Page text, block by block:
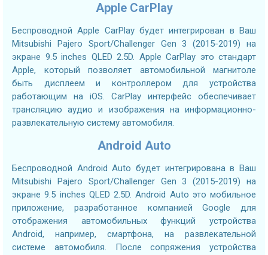
Apple CarPlay
Беспроводной Apple CarPlay будет интегрирован в Ваш
Mitsubishi Pajero Sport/Challenger Gen 3 (2015-2019) на
экране 9.5 inches QLED 2.5D. Apple CarPlay это стандарт
Apple, который позволяет автомобильной магнитоле
быть дисплеем и контроллером для устройства
работающим на iOS. CarPlay интерфейс обеспечивает
трансляцию аудио и изображения на информационно-
развлекательную систему автомобиля.
Android Auto
Беспроводной Android Auto будет интегрирована в Ваш
Mitsubishi Pajero Sport/Challenger Gen 3 (2015-2019) на
экране 9.5 inches QLED 2.5D. Android Auto это мобильное
приложение, разработанное компанией Google для
отображения автомобильных функций устройства
Android, например, смартфона, на развлекательной
системе автомобиля. После сопряжения устройства